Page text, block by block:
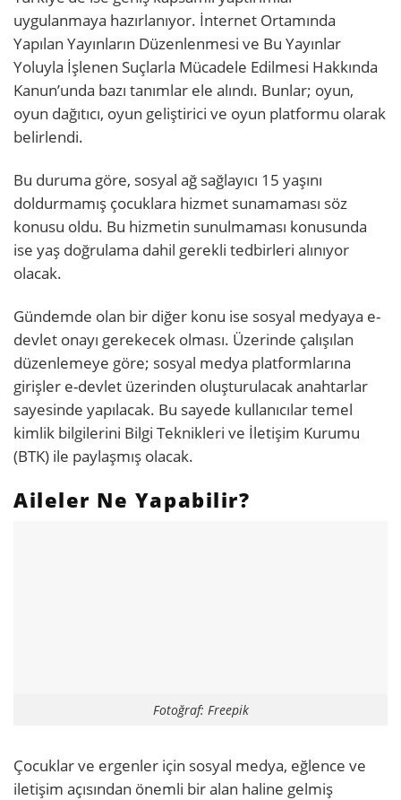
uygulanmaya hazırlanıyor. İnternet Ortamında
Yapılan Yayınların Düzenlenmesi ve Bu Yayınlar
Yoluyla İşlenen Suçlarla Mücadele Edilmesi Hakkında
Kanun’unda bazı tanımlar ele alındı. Bunlar; oyun,
oyun dağıtıcı, oyun geliştirici ve oyun platformu olarak
belirlendi.
Bu duruma göre, sosyal ağ sağlayıcı 15 yaşını
doldurmamış çocuklara hizmet sunamaması söz
konusu oldu. Bu hizmetin sunulmaması konusunda
ise yaş doğrulama dahil gerekli tedbirleri alınıyor
olacak.
Gündemde olan bir diğer konu ise sosyal medyaya e-
devlet onayı gerekecek olması. Üzerinde çalışılan
düzenlemeye göre; sosyal medya platformlarına
girişler e-devlet üzerinden oluşturulacak anahtarlar
sayesinde yapılacak. Bu sayede kullanıcılar temel
kimlik bilgilerini Bilgi Teknikleri ve İletişim Kurumu
(BTK) ile paylaşmış olacak.
Aileler Ne Yapabilir?
Fotoğraf: Freepik
Çocuklar ve ergenler için sosyal medya, eğlence ve
iletişim açısından önemli bir alan haline gelmiş